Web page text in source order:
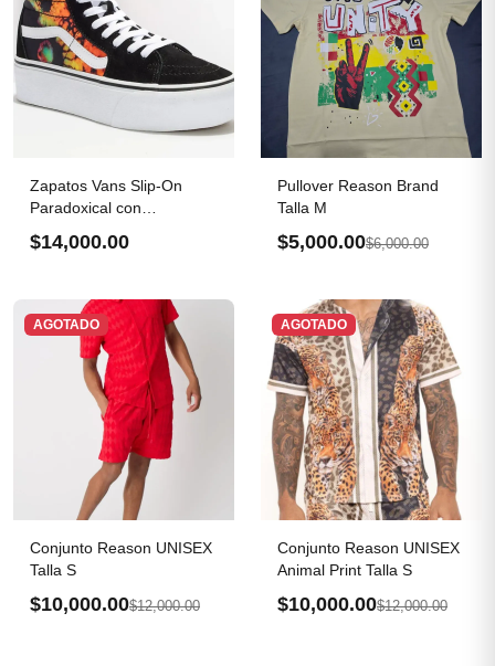
Zapatos Vans Slip-On
Paradoxical con
$14,000.00
Pullover Reason Brand
Talla M
$5,000.00$6,000.00
AGOTADO
Conjunto Reason UNISEX
Talla S
$10,000.00$12,000.00
AGOTADO
Conjunto Reason UNISEX
Animal Print Talla S
$10,000.00$12,000.00